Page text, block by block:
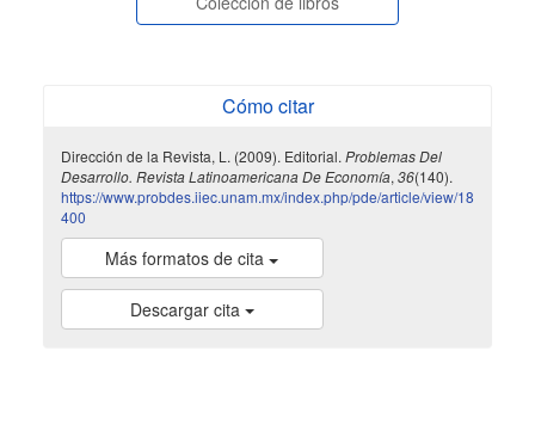
Cómo citar
Dirección de la Revista, L. (2009). Editorial.Problemas Del
Desarrollo. Revista Latinoamericana De Economía,36(140).
https://www.probdes.iiec.unam.mx/index.php/pde/article/view/18
400
Más formatos de cita
Descargar cita